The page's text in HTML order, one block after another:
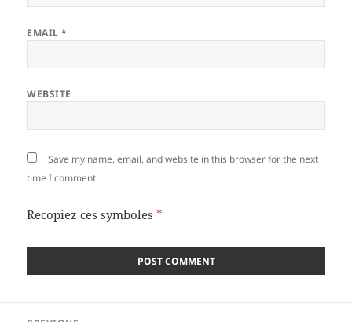
EMAIL*
WEBSITE
Save my name, email, and website in this browser for the next
time I comment.
Recopiez ces symboles *